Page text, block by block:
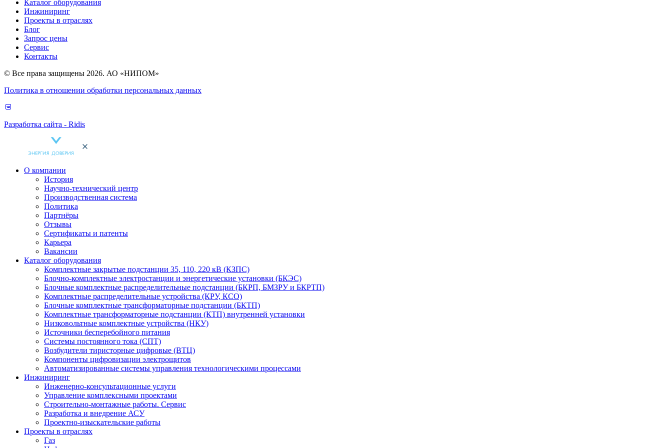
Каталог оборудования
Инжиниринг
Проекты в отраслях
Блог
Запрос цены
Сервис
Контакты
© Все права защищены 2026. АО «НИПОМ»
Политика в отношении обработки персональных данных
Разработка сайта - Ridis
О компании
История
Научно-технический центр
Производственная система
Политика
Партнёры
Отзывы
Сертификаты и патенты
Карьера
Вакансии
Каталог оборудования
Комплектные закрытые подстанции 35, 110, 220 кВ (КЗПС)
Блочно-комплектные электростанции и энергетические установки (БКЭС)
Блочные комплектные распределительные подстанции (БКРП, БМЗРУ и БКРТП)
Комплектные распределительные устройства (КРУ, КСО)
Блочные комплектные трансформаторные подстанции (БКТП)
Комплектные трансформаторные подстанции (КТП) внутренней установки
Низковольтные комплектные устройства (НКУ)
Источники бесперебойного питания
Системы постоянного тока (СПТ)
Возбудители тиристорные цифровые (ВТЦ)
Компоненты цифровизации электрощитов
Автоматизированные системы управления технологическими процессами
Инжиниринг
Инженерно-консультационные услуги
Управление комплексными проектами
Строительно-монтажные работы. Сервис
Разработка и внедрение АСУ
Проектно-изыскательские работы
Проекты в отраслях
Газ